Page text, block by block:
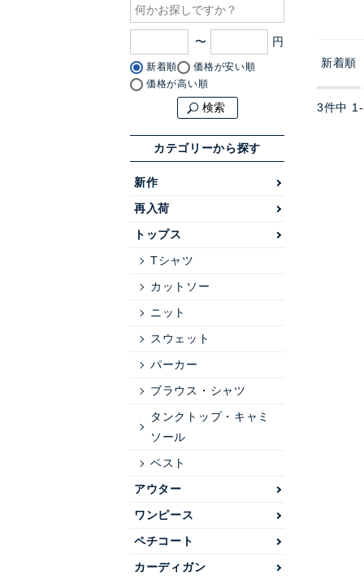
〜
新着順
価格が安い順
価格が高い順
検索
カテゴリーから探す
新作
再入荷
トップス
Tシャツ
カットソー
ニット
スウェット
パーカー
ブラウス・シャツ
タンクトップ・キャミ
ソール
ベスト
アウター
ワンピース
ペチコート
カーディガン
新着順
3件中 1 -